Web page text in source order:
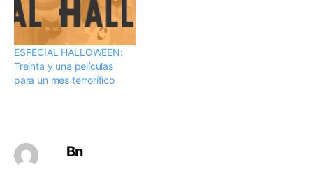
ESPECIAL HALLOWEEN:
Treinta y una películas
para un mes terrorífico
Bn